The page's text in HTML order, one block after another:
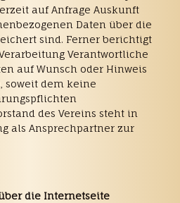
auf Anfrage Auskunft
Daten über die
sind. Ferner berichtigt
Verantwortliche
auf Wunsch oder Hinweis
soweit dem keine
des Vereins steht in
als Ansprechpartner zur
die Internetseite